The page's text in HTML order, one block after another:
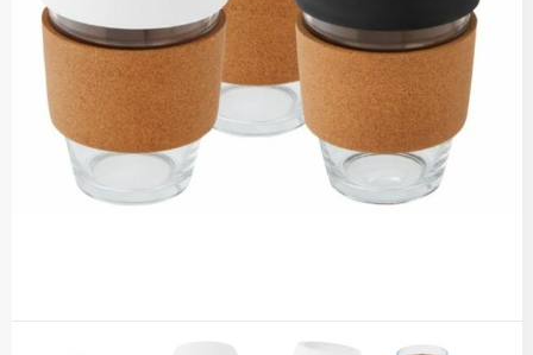
Bestsellers
Bij de koffie en thee
Diversen